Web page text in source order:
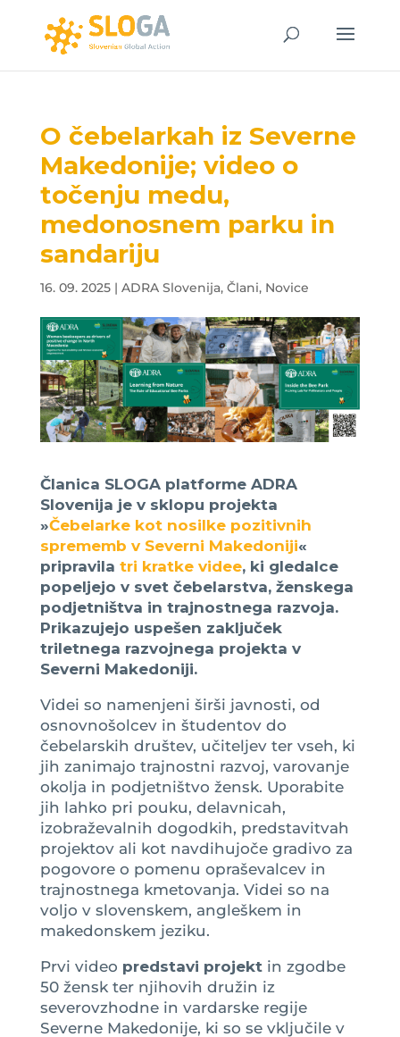
O čebelarkah iz Severne
Makedonije; video o
točenju medu,
medonosnem parku in
sandariju
16. 09. 2025| ADRA Slovenija, Člani, Novice
Članica SLOGA platforme ADRA
Slovenija je v sklopu projekta
»Čebelarke kot nosilke pozitivnih
sprememb v Severni Makedoniji«
pripravila tri kratke videe, ki gledalce
popeljejo v svet čebelarstva, ženskega
podjetništva in trajnostnega razvoja.
Prikazujejo uspešen zaključek
triletnega razvojnega projekta v
Severni Makedoniji.
Videi so namenjeni širši javnosti, od
osnovnošolcev in študentov do
čebelarskih društev, učiteljev ter vseh, ki
jih zanimajo trajnostni razvoj, varovanje
okolja in podjetništvo žensk. Uporabite
jih lahko pri pouku, delavnicah,
izobraževalnih dogodkih, predstavitvah
projektov ali kot navdihujoče gradivo za
pogovore o pomenu opraševalcev in
trajnostnega kmetovanja. Videi so na
voljo v slovenskem, angleškem in
makedonskem jeziku.
Prvi video predstavi projektin zgodbe
50 žensk ter njihovih družin iz
severovzhodne in vardarske regije
Severne Makedonije, ki so se vključile v